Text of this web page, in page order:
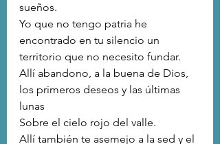
sueños.
Yo que no tengo patria he
encontrado en tu silencio un
territorio que no necesito fundar.
Allí abandono, a la buena de Dios,
los primeros deseos y las últimas
lunas
Sobre el cielo rojo del valle.
Allí también te asemejo a la sed y el